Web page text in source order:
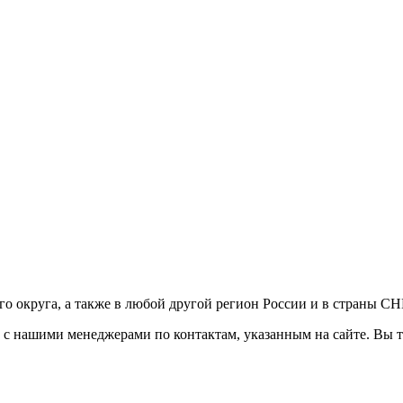
округа, а также в любой другой регион России и в страны
с нашими менеджерами по контактам, указанным на сайте.